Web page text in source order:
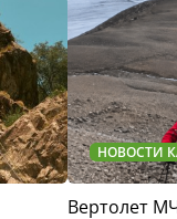
НОВОСТИ
Вертолет